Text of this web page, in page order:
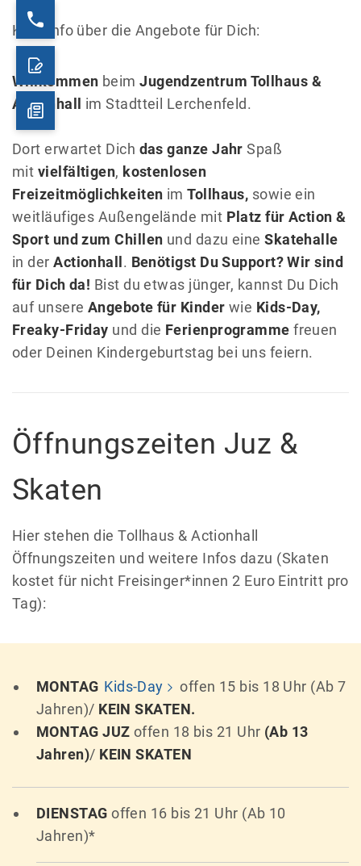
Kurz-Info über die Angebote für Dich:
Willkommen beimJugendzentrum Tollhaus &
Actionhall im Stadtteil Lerchenfeld.
Dort erwartet Dich das ganze Jahr Spaß
mit vielfältigen, kostenlosen
Freizeitmöglichkeiten imTollhaus, sowie ein
weitläufiges Außengelände mit Platz für Action &
Sport und zum Chillen und dazu eineSkatehalle
in derActionhall . Benötigst Du Support? Wir sind
für Dich da! Bist du etwas jünger, kannst Du Dich
auf unsere Angebote für Kinder wie Kids-Day,
Freaky-Friday und die Ferienprogramme freuen
oder Deinen Kindergeburtstag bei uns feiern.
Öffnungszeiten Juz &
Skaten
Hier stehen die Tollhaus & Actionhall
Öffnungszeiten und weitere Infos dazu (Skaten
kostet für nicht Freisinger*innen 2 Euro Eintritt pro
Tag):
MONTAG Kids-Day
offen 15 bis 18 Uhr (Ab 7
Jahren)/ KEIN SKATEN.
MONTAG JUZ offen 18 bis 21 Uhr (Ab 13
Jahren)/ KEIN SKATEN
DIENSTAGoffen 16 bis 21 Uhr (Ab 10
Jahren)*